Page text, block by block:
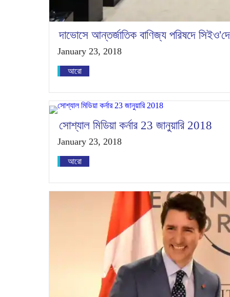
দাভোসে আন্তর্জাতিক বাণিজ্য পরিষদে
January 23, 2018
আরো
সোশ্যাল মিডিয়া কর্নার 23 জানুয়ারি 2018
January 23, 2018
আরো